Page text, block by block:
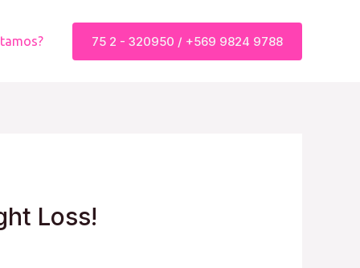
75 2 - 320950 / +569 9824 9788
Loss!